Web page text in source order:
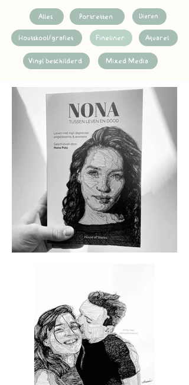
Alles Portretten
Houtskool/grafiet Fineliner
Dieren
Aquarel
Vinyl beschilderd Mixed Media